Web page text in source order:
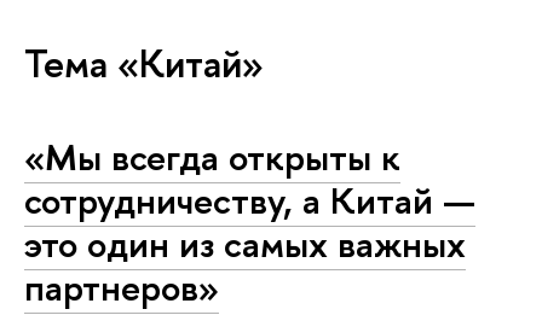
Тема «Китай»
«Мы всегда открыты к
сотрудничеству, а Китай —
это один из самых важных
партнеров»